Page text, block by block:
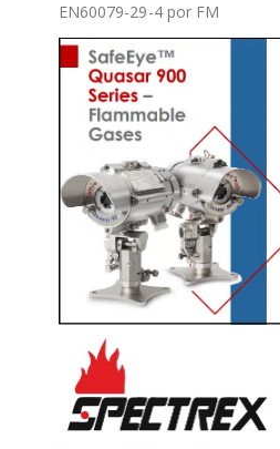
EN60079-29-4 por FM